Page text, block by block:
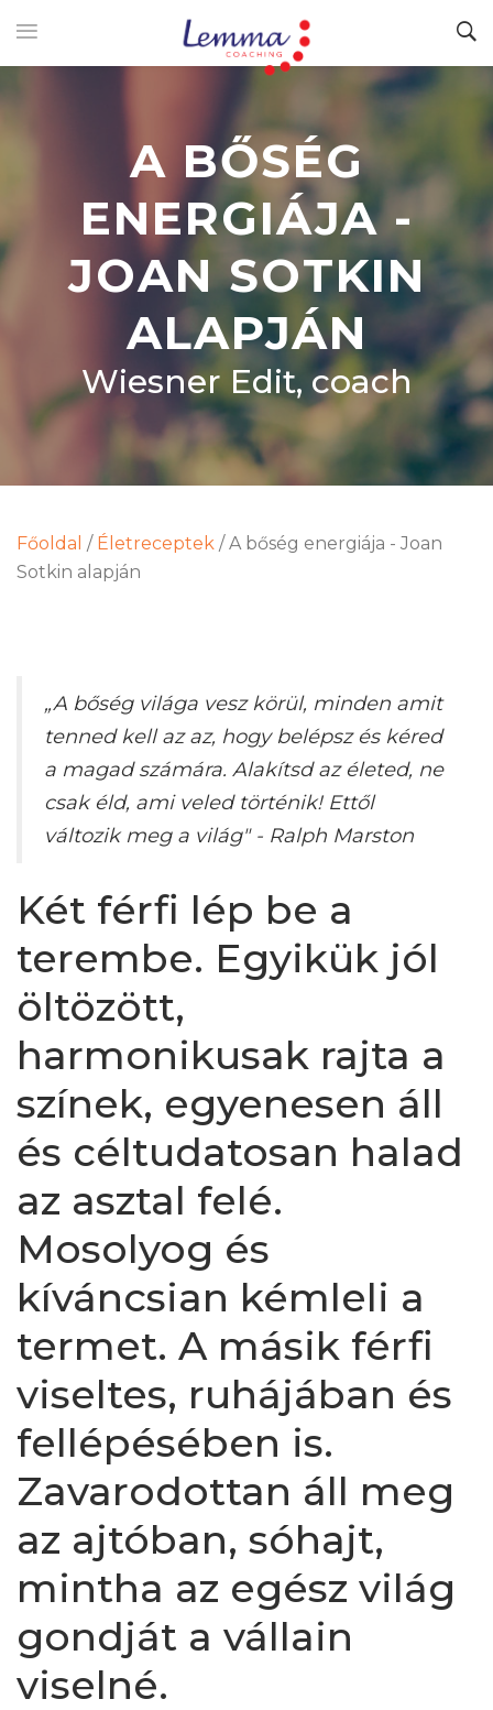
A BŐSÉG
ENERGIÁJA -
JOAN SOTKIN
ALAPJÁN
Wiesner Edit, coach
Főoldal / Életreceptek / A bőség energiája - Joan
Sotkin alapján
„A bőség világa vesz körül, minden amit
tenned kell az az, hogy belépsz és kéred
a magad számára. Alakítsd az életed, ne
csak éld, ami veled történik! Ettől
változik meg a világ" - Ralph Marston
Két férfi lép be a
terembe. Egyikük jól
öltözött,
harmonikusak rajta a
színek, egyenesen áll
és céltudatosan halad
az asztal felé.
Mosolyog és
kíváncsian kémleli a
termet. A másik férfi
viseltes, ruhájában és
fellépésében is.
Zavarodottan áll meg
az ajtóban, sóhajt,
mintha az egész világ
gondját a vállain
viselné.